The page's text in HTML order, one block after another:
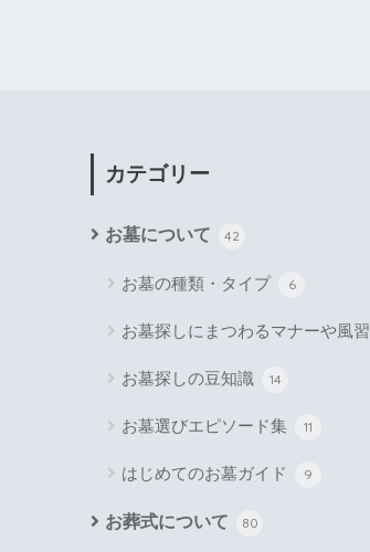
カテゴリー
お墓について 42
お墓の種類・タイプ 6
お墓探しにまつわるマナーや風習
お墓探しの豆知識 14
お墓選びエピソード集 11
はじめてのお墓ガイド 9
お葬式について 80